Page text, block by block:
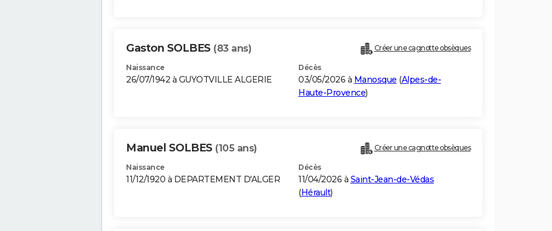
Gaston SOLBES (83 ans) Créer une cagnotte obsèques
Naissance
26/07/1942 à GUYOTVILLE ALGERIE
Décès
03/05/2026 à Manosque (Alpes-de-
Haute-Provence)
Manuel SOLBES (105 ans) Créer une cagnotte obsèques
Naissance
11/12/1920 à DEPARTEMENT D'ALGER
Décès
11/04/2026 à Saint-Jean-de-Védas
(Hérault)